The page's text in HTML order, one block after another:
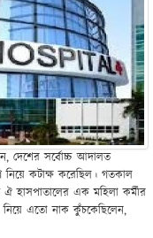
দেশের সর্বোচ্চ আদালত
নিয়ে কটাক্ষ করেছিল। গতকাল
ঐ হাসপাতালের এক মহিলা কর্মীর
নিয়ে এতো নাক কুঁচকেছিলেন,